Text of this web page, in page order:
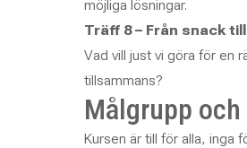
möjliga lösningar.
Träff 8 – Från snack
Vad vill just vi göra för en
tillsammans?
Målgrupp
Kursen är till för alla, inga